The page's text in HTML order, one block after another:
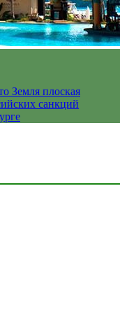
Земля плоская
санкций